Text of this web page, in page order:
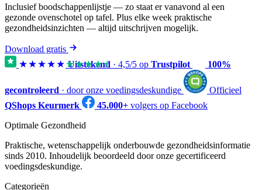
Inclusief boodschappenlijstje — zo staat er vanavond al een
gezonde ovenschotel op tafel. Plus elke week praktische
gezondheidsinzichten — altijd uitschrijven mogelijk.
Download gratis
★★★★★★★★★★
Uitstekend · 4,5/5 op Trustpilot 100%
gecontroleerd · door onze voedingsdeskundige
Officieel
QShops Keurmerk
45.000+ volgers op Facebook
Optimale Gezondheid
Praktische, wetenschappelijk onderbouwde gezondheidsinformatie
sinds 2010. Inhoudelijk beoordeeld door onze gecertificeerd
voedingsdeskundige.
Categorieën